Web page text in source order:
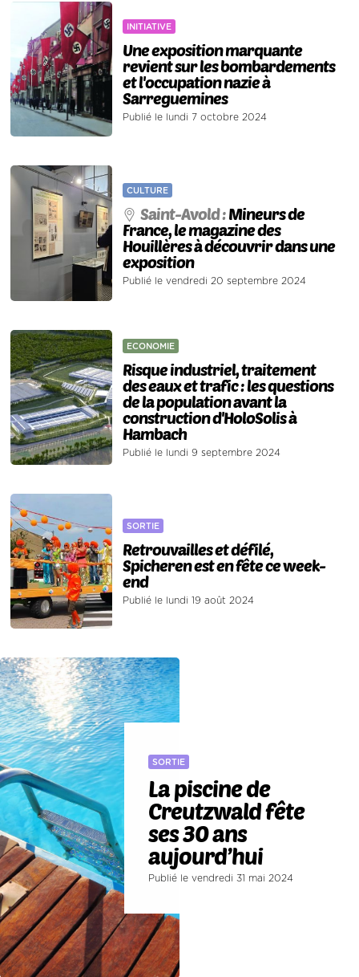
INITIATIVE
Une exposition marquante
revient sur les bombardements
et l'occupation nazie à
Sarreguemines
Publié le lundi 7 octobre 2024
CULTURE
Saint-Avold :Mineurs de
France, le magazine des
Houillères à découvrir dans une
exposition
Publié le vendredi 20 septembre 2024
ECONOMIE
Risque industriel, traitement
des eaux et trafic : les questions
de la population avant la
construction d'HoloSolis à
Hambach
Publié le lundi 9 septembre 2024
SORTIE
Retrouvailles et défilé,
Spicheren est en fête ce week-
end
Publié le lundi 19 août 2024
SORTIE
La piscine de
Creutzwald fête
ses 30 ans
aujourd’hui
Publié le vendredi 31 mai 2024